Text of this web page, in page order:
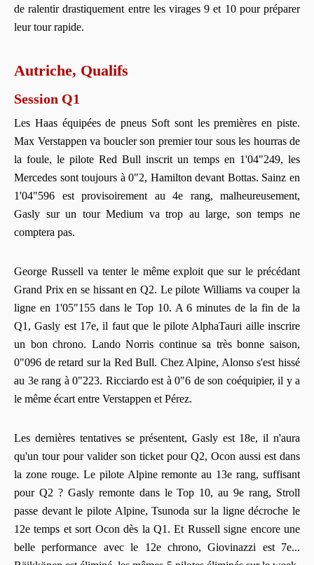
de ralentir drastiquement entre les virages 9 et 10 pour préparer
leur tour rapide.
Autriche, Qualifs
Session Q1
Les Haas équipées de pneus Soft sont les premières en piste.
Max Verstappen va boucler son premier tour sous les hourras de
la foule, le pilote Red Bull inscrit un temps en 1'04"249, les
Mercedes sont toujours à 0"2, Hamilton devant Bottas. Sainz en
1'04"596 est provisoirement au 4e rang, malheureusement,
Gasly sur un tour Medium va trop au large, son temps ne
comptera pas.
George Russell va tenter le même exploit que sur le précédant
Grand Prix en se hissant en Q2. Le pilote Williams va couper la
ligne en 1'05"155 dans le Top 10. A 6 minutes de la fin de la
Q1, Gasly est 17e, il faut que le pilote AlphaTauri aille inscrire
un bon chrono. Lando Norris continue sa très bonne saison,
0"096 de retard sur la Red Bull. Chez Alpine, Alonso s'est hissé
au 3e rang à 0"223. Ricciardo est à 0"6 de son coéquipier, il y a
le même écart entre Verstappen et Pérez.
Les dernières tentatives se présentent, Gasly est 18e, il n'aura
qu'un tour pour valider son ticket pour Q2, Ocon aussi est dans
la zone rouge. Le pilote Alpine remonte au 13e rang, suffisant
pour Q2 ? Gasly remonte dans le Top 10, au 9e rang, Stroll
passe devant le pilote Alpine, Tsunoda sur la ligne décroche le
12e temps et sort Ocon dès la Q1. Et Russell signe encore une
belle performance avec le 12e chrono, Giovinazzi est 7e...